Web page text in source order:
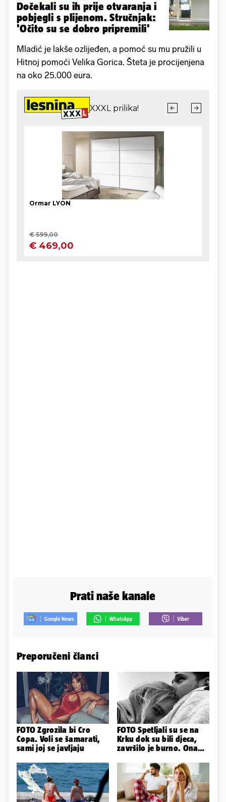
Dočekali su ih prije otvaranja i
pobjegli s plijenom. Stručnjak:
'Očito su se dobro pripremili'
Mladić je lakše ozlijeđen, a pomoć su mu pružili u
Hitnoj pomoći Velika Gorica. Šteta je procijenjena
na oko 25.000 eura.
Prati naše kanale
Preporučeni članci
FOTO Zgrozila bi Cro
Copa. Voli se šamarati,
sami joj se javljaju
FOTO Spetljali su se na
Krku dok su bili djeca,
završilo je burno. Ona